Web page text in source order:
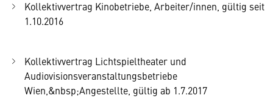
Kollektivvertrag Kinobetriebe, Arbeiter/innen, gültig seit
1.10.2016
Kollektivvertrag Lichtspieltheater und
Audiovisionsveranstaltungsbetriebe
Wien,&nbsp;Angestellte, gültig ab 1.7.2017